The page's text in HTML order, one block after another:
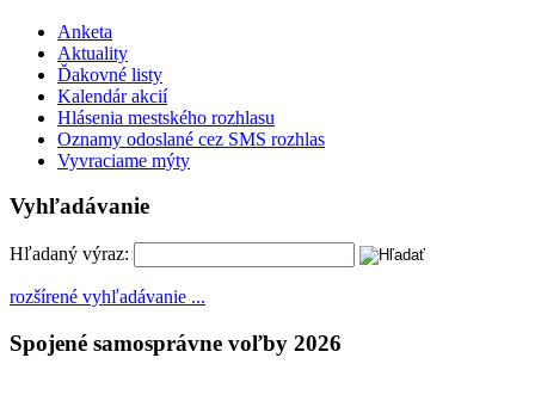
Anketa
Aktuality
Ďakovné listy
Kalendár akcií
Hlásenia mestského rozhlasu
Oznamy odoslané cez SMS rozhlas
Vyvraciame mýty
Vyhľadávanie
Hľadaný výraz:
rozšírené vyhľadávanie ...
Spojené samosprávne voľby 2026